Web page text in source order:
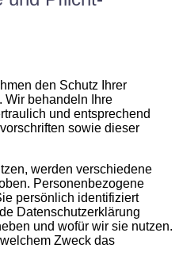
den Schutz Ihrer
Wir behandeln Ihre
und entsprechend
sowie dieser
werden verschiedene
Personenbezogene
persönlich identifiziert
Datenschutzerklärung
und wofür wir sie nutzen.
Zweck das